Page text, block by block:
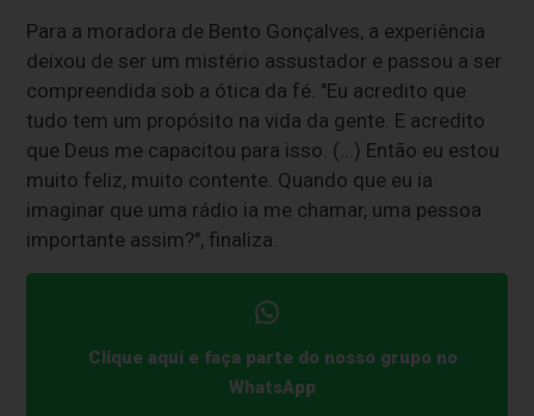
Para a moradora de Bento Gonçalves, a experiência
deixou de ser um mistério assustador e passou a ser
compreendida sob a ótica da fé. "Eu acredito que
tudo tem um propósito na vida da gente. E acredito
que Deus me capacitou para isso. (...) Então eu estou
muito feliz, muito contente. Quando que eu ia
imaginar que uma rádio ia me chamar, uma pessoa
importante assim?", finaliza.
Clique aqui e faça parte do nosso grupo no
WhatsApp